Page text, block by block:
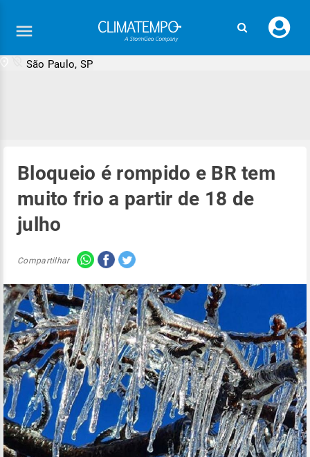
seu
São Paulo, SP
Bloqueio é rompido e BR tem
muito frio a partir de 18 de
julho
Compartilhar